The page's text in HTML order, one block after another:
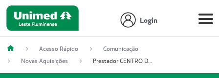
Login
Acesso Rápido
Comunicação
Novas Aquisições
Prestador CENTRO DE ONCOLOGIA